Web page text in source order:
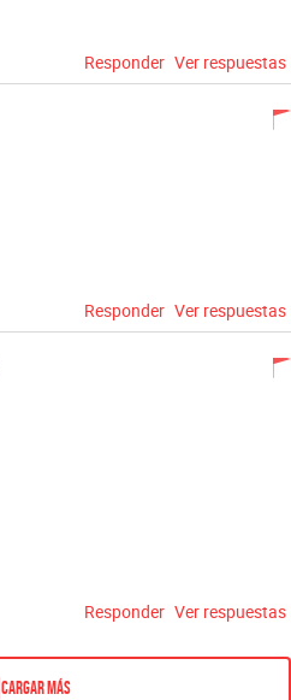
Responder Ver respuestas
Responder Ver respuestas
Responder Ver respuestas
Cargar más